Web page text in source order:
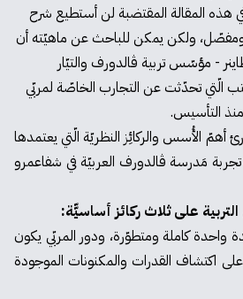
وفي هذه المقالة المقتضبة لن أستطيع شرح
ولكن يمكن للباحث عن ماهيّته أن
- مؤسّس تربية ڤالدورف والتيّار
الّتي تحدّثت عن التجارب الخاصّة لمربّي
التأسيس.
الأُسس والركائِز النظريّة الّتي يعتمدها
مَدرسة ڤالدورف العربيّة في شفاعمرو
على ثلاث ركائز أساسيّّة:
واحدة كاملة ومتطوّرة، ودور المربّي يكون
اكتشاف القدرات والمكنونات الموجودة